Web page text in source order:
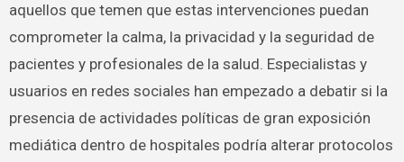
aquellos que temen que estas intervenciones puedan
comprometer la calma, la privacidad y la seguridad de
pacientes y profesionales de la salud. Especialistas y
usuarios en redes sociales han empezado a debatir si la
presencia de actividades políticas de gran exposición
mediática dentro de hospitales podría alterar protocolos